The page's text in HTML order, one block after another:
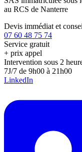
au RCS de Nanterre
Devis immédiat et
07 60 48 75 74
Service gratuit
+ prix appel
Intervention sous 2
7J/7 de 9h00 à 21h00
LinkedIn